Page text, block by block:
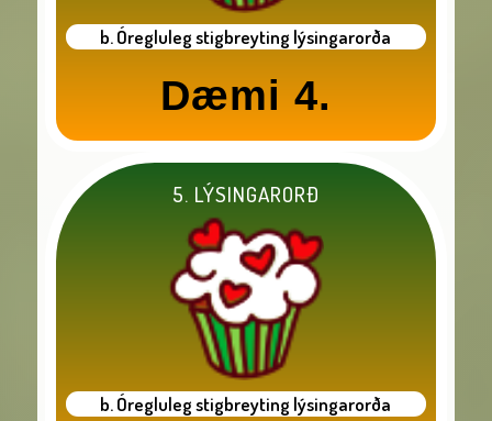
b. Óregluleg stigbreyting lýsingarorða
Dæmi 4.
5. LÝSINGARORÐ
b. Óregluleg stigbreyting lýsingarorða